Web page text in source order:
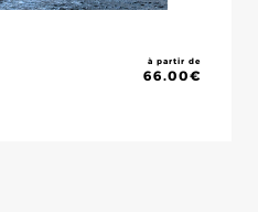
à partir de
66.00€